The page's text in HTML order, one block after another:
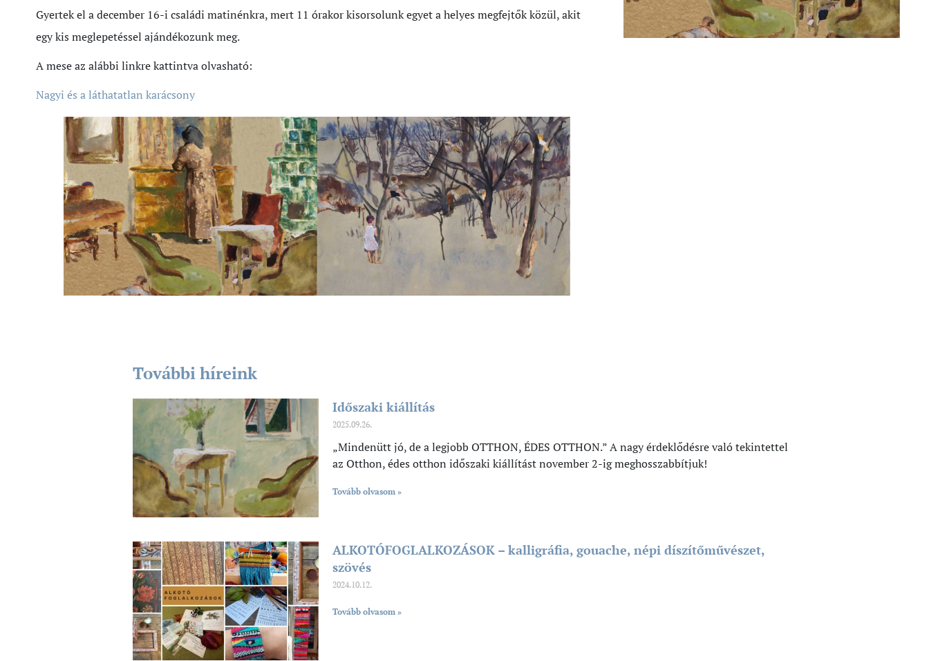
Gyertek el a december 16-i családi matinénkra, mert 11 órakor kisorsolunk egyet a helyes megfejtők közül, akit
egy kis meglepetéssel ajándékozunk meg.
A mese az alábbi linkre kattintva olvasható:
Nagyi és a láthatatlan karácsony
További híreink
Időszaki kiállítás
2025.09.26.
„Mindenütt jó, de a legjobb OTTHON, ÉDES OTTHON.” A nagy érdeklődésre való tekintettel
az Otthon, édes otthon időszaki kiállítást november 2-ig meghosszabbítjuk!
Tovább olvasom »
ALKOTÓFOGLALKOZÁSOK – kalligráfia, gouache, népi díszítőművészet,
szövés
2024.10.12.
Tovább olvasom »